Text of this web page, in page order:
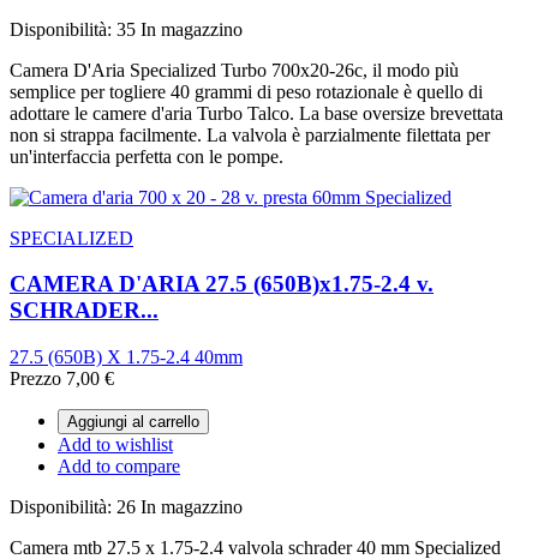
Disponibilità: 35 In magazzino
Camera D'Aria Specialized Turbo 700x20-26c, il modo più
semplice per togliere 40 grammi di peso rotazionale è quello di
adottare le camere d'aria Turbo Talco. La base oversize brevettata
non si strappa facilmente. La valvola è parzialmente filettata per
un'interfaccia perfetta con le pompe.
SPECIALIZED
CAMERA D'ARIA 27.5 (650B)x1.75-2.4 v.
SCHRADER...
27.5 (650B) X 1.75-2.4 40mm
Prezzo 7,00 €
Aggiungi al carrello
Add to wishlist
Add to compare
Disponibilità: 26 In magazzino
Camera mtb 27.5 x 1.75-2.4 valvola schrader 40 mm Specialized